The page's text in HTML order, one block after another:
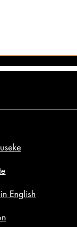
tissit & peput
ylikierroksille!
että odottajalle ne
juhlivat, vaikka
puhutaan. Tinat
English